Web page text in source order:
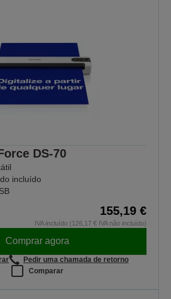
DS-70
incluído
155,19 €
IVA incluído (126,17 € IVA não incluído)
Comprar agora
Pedir uma chamada de retorno
Comparar